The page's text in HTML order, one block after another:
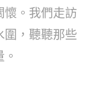
。我們走訪
圍，聽聽那些